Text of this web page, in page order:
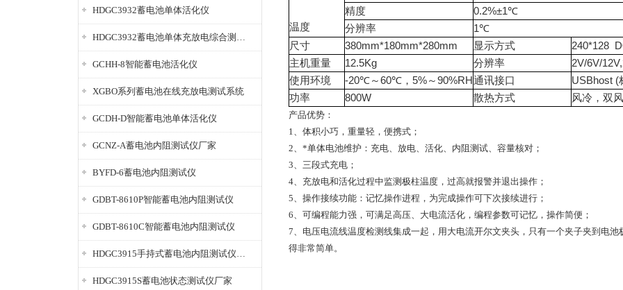
HDGC3932蓄电池单体活化仪
HDGC3932蓄电池单体充放电综合测试仪
GCHH-8智能蓄电池活化仪
XGBO系列蓄电池在线充放电测试系统
GCDH-D智能蓄电池单体活化仪
GCNZ-A蓄电池内阻测试仪厂家
BYFD-6蓄电池内阻测试仪
GDBT-8610P智能蓄电池内阻测试仪
GDBT-8610C智能蓄电池内阻测试仪
HDGC3915手持式蓄电池内阻测试仪厂家
HDGC3915S蓄电池状态测试仪厂家
温度
精度
0.2%±1℃
分辨率
1℃
尺寸
380mm*180mm*280mm 显示方式
240*128
主机重量
12.5Kg 分辨率
2V/6V/
使用环境
-20℃～60℃，5%～90%RH通讯接口
USBhost (
功率
800W 散热方式 风冷，双
产品优势：
1、体积小巧，重量轻，便携式；
2、*单体电池维护：充电、放电、活化、内阻测试、容量核对；
3、三段式充电；
4、充放电和活化过程中监测极柱温度，过高就报警并退出操作；
5、操作接续功能：记忆操作进程，为完成操作可下次接续进行；
6、可编程能力强，可满足高压、大电流活化，编程参数可记忆，操作简便；
7、电压电流线温度检测线集成一起，用大电流开尔文夹头，只有一个夹子夹到电
得非常简单。